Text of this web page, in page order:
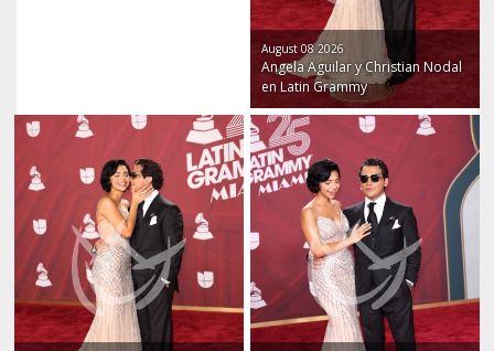
August 08 2026
Angela Aguilar y Christian Nodal
en Latin Grammy